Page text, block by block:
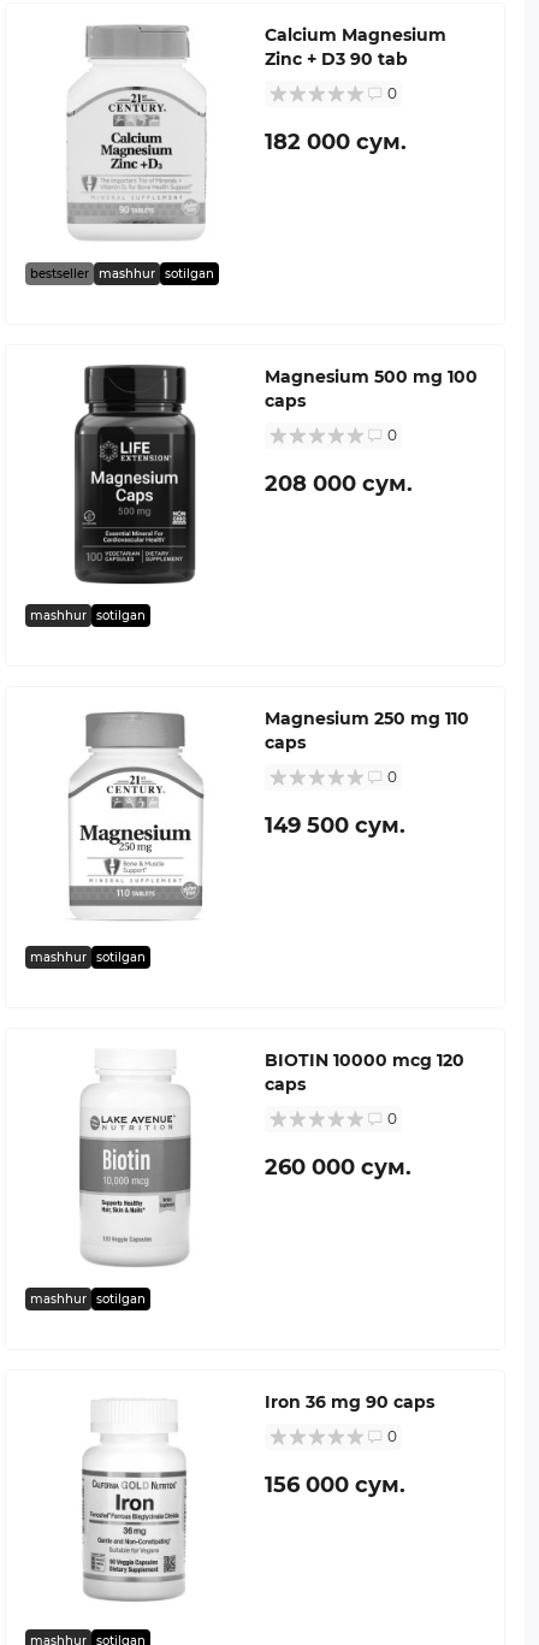
bestseller mashhur sotilgan
Calcium Magnesium
Zinc + D3 90 tab
0
182 000 сум.
mashhur sotilgan
Magnesium 500 mg 100
caps
0
208 000 сум.
mashhur sotilgan
Magnesium 250 mg 110
caps
0
149 500 сум.
mashhur sotilgan
BIOTIN 10000 mcg 120
caps
0
260 000 сум.
mashhur sotilgan
Iron 36 mg 90 caps
0
156 000 сум.